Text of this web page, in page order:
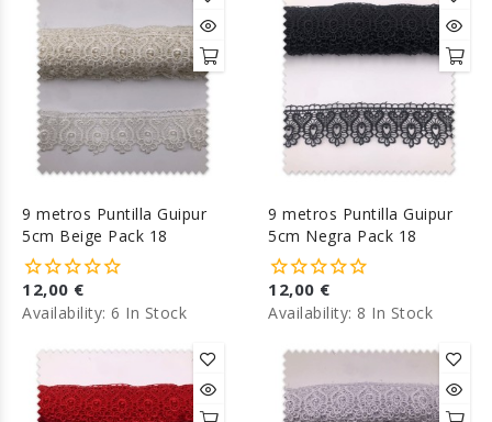
9 metros Puntilla Guipur
5cm Beige Pack 18
12,00 €
Availability: 6 In Stock
9 metros Puntilla Guipur
5cm Negra Pack 18
12,00 €
Availability: 8 In Stock